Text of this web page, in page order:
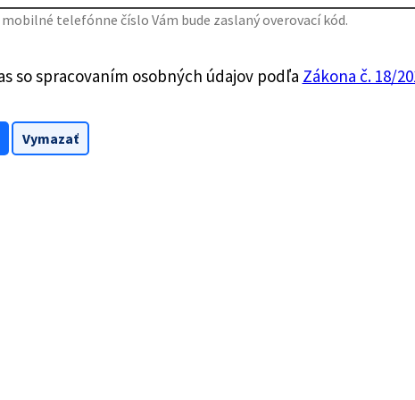
mobilné telefónne číslo Vám bude zaslaný overovací kód.
so spracovaním osobných údajov podľa Zákona č. 18/